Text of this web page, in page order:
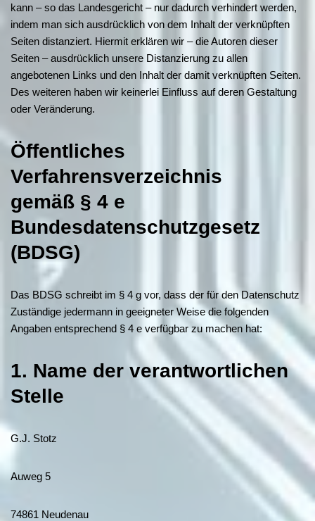
kann – so das Landesgericht – nur dadurch verhindert werden,
indem man sich ausdrücklich von dem Inhalt der verknüpften
Seiten distanziert. Hiermit erklären wir – die Autoren dieser
Seiten – ausdrücklich unsere Distanzierung zu allen
angebotenen Links und den Inhalt der damit verknüpften Seiten.
Des weiteren haben wir keinerlei Einfluss auf deren Gestaltung
oder Veränderung.
Öffentliches
Verfahrensverzeichnis
gemäß § 4 e
Bundesdatenschutzgesetz
(BDSG)
Das BDSG schreibt im § 4 g vor, dass der für den Datenschutz
Zuständige jedermann in geeigneter Weise die folgenden
Angaben entsprechend § 4 e verfügbar zu machen hat:
1. Name der verantwortlichen
Stelle
G.J. Stotz
Auweg 5
74861 Neudenau